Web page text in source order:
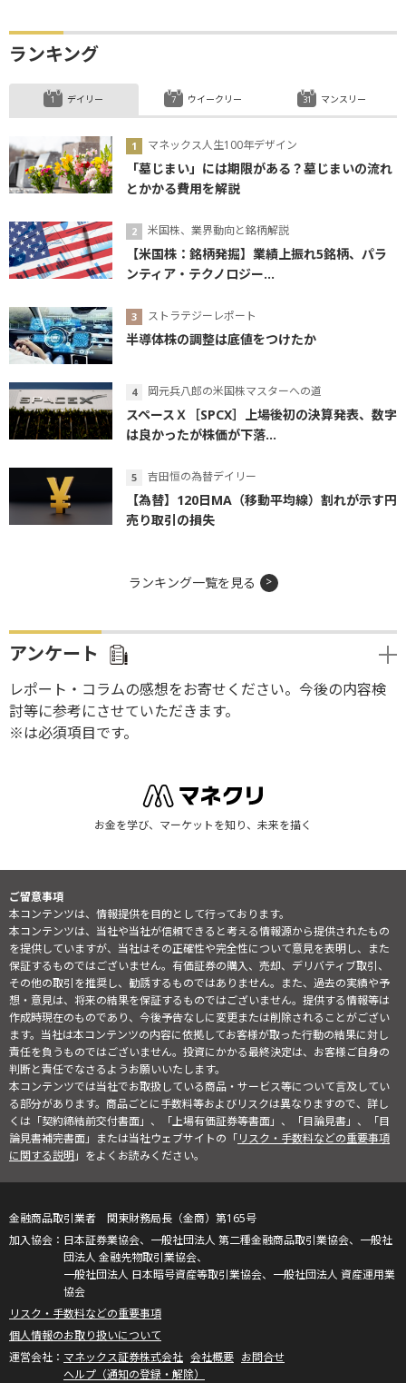
ランキング
デイリー
マネックス人生100年デザイン
「墓じまい」には期限がある？墓じまいの流れ
とかかる費用を解説
米国株、業界動向と銘柄解説
【米国株：銘柄発掘】業績上振れ5銘柄、パラ
ンティア・テクノロジー...
ストラテジーレポート
半導体株の調整は底値をつけたか
岡元兵八郎の米国株マスターへの道
スペースＸ［SPCX］上場後初の決算発表、数字
は良かったが株価が下落...
吉田恒の為替デイリー
【為替】120日MA（移動平均線）割れが示す円
売り取引の損失
ウイークリー マンスリー
ランキング一覧を見る
アンケート
レポート・コラムの感想をお寄せください。今後の内容検
討等に参考にさせていただきます。
※は必須項目です。
お金を学び、マーケットを知り、未来を描く
ご留意事項
本コンテンツは、情報提供を目的として行っております。
本コンテンツは、当社や当社が信頼できると考える情報源から提供されたもの
を提供していますが、当社はその正確性や完全性について意見を表明し、また
保証するものではございません。有価証券の購入、売却、デリバティブ取引、
その他の取引を推奨し、勧誘するものではありません。また、過去の実績や予
想・意見は、将来の結果を保証するものではございません。提供する情報等は
作成時現在のものであり、今後予告なしに変更または削除されることがござい
ます。当社は本コンテンツの内容に依拠してお客様が取った行動の結果に対し
責任を負うものではございません。投資にかかる最終決定は、お客様ご自身の
判断と責任でなさるようお願いいたします。
本コンテンツでは当社でお取扱している商品・サービス等について言及してい
る部分があります。商品ごとに手数料等およびリスクは異なりますので、詳し
くは「契約締結前交付書面」、「上場有価証券等書面」、「目論見書」、「目
論見書補完書面」または当社ウェブサイトの「リスク・手数料などの重要事項
に関する説明」をよくお読みください。
金融商品取引業者 関東財務局長（金商）第165号
日本証券業協会、一般社団法人 第二種金融商品取引業協会、一般社
団法人 金融先物取引業協会、
一般社団法人 日本暗号資産等取引業協会、一般社団法人 資産運用業
協会
リスク・手数料などの重要事項
個人情報のお取り扱いについて
マネックス証券株式会社 会社概要 お問合せ
ヘルプ（通知の登録・解除）